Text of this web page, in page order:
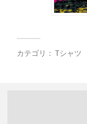
カテゴリ： Tシャツ